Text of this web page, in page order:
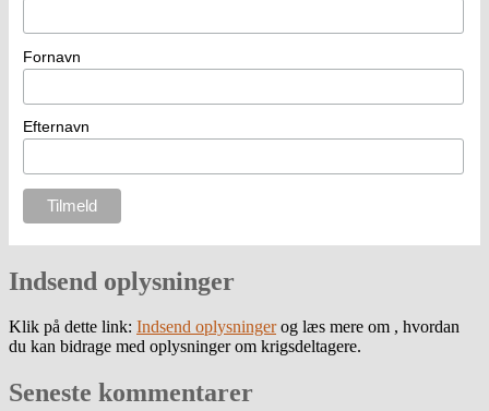
Fornavn
Efternavn
Indsend oplysninger
Klik på dette link: Indsend oplysningerog læs mere om , hvordan
du kan bidrage med oplysninger om krigsdeltagere.
Seneste kommentarer